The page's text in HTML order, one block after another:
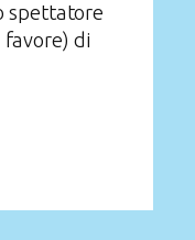
spettatore
favore) di